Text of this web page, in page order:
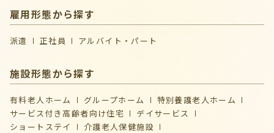
雇用形態から探す
派遣 正社員 アルバイト・パート
施設形態から探す
有料老人ホーム グループホーム
特別養護老人ホーム
サービス付き高齢者向け住宅
デイサービス
ショートステイ
介護⽼⼈保健施設